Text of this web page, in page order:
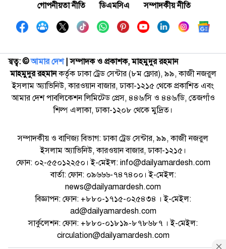
গোপনীয়তা নীতি
ডিএমসিএ সম্পাদকীয় নীতি
স্বত্ব: ©️আমার দেশ| সম্পাদক ও প্রকাশক, মাহমুদুর রহমান
মাহমুদুর রহমানকর্তৃক ঢাকা ট্রেড সেন্টার (৮ম ফ্লোর), ৯৯, কাজী নজরুল
ইসলাম অ্যাভিনিউ, কারওয়ান বাজার, ঢাকা-১২১৫ থেকে প্রকাশিত এবং
আমার দেশ পাবলিকেশন লিমিটেড প্রেস, ৪৪৬/সি ও ৪৪৬/ডি, তেজগাঁও
শিল্প এলাকা, ঢাকা-১২০৮ থেকে মুদ্রিত।
সম্পাদকীয় ও বাণিজ্য বিভাগ: ঢাকা ট্রেড সেন্টার, ৯৯, কাজী নজরুল
ইসলাম অ্যাভিনিউ, কারওয়ান বাজার, ঢাকা-১২১৫।
ফোন: ০২-৫৫০১২২৫০। ই-মেইল: info@dailyamardesh.com
বার্তা: ফোন: ০৯৬৬৬-৭৪৭৪০০। ই-মেইল:
news@dailyamardesh.com
বিজ্ঞাপন: ফোন: +৮৮০-১৭১৫-০২৫৪৩৪ । ই-মেইল:
ad@dailyamardesh.com
সার্কুলেশন: ফোন: +৮৮০-০১৮১৯-৮৭৮৬৮৭ । ই-মেইল:
circulation@dailyamardesh.com